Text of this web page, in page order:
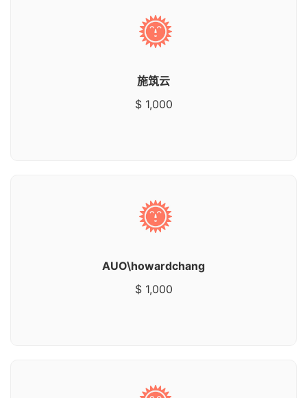
施筑云
$ 1,000
AUO\howardchang
$ 1,000